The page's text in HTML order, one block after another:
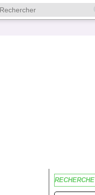
RECHERCHE